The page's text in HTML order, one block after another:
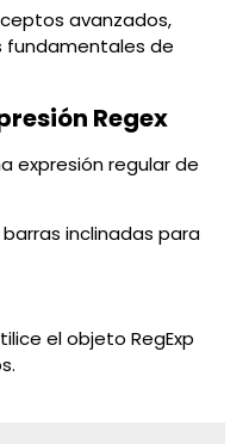
avanzados,
fundamentales de
Regex
expresión regular de
barras inclinadas para
el objeto RegExp